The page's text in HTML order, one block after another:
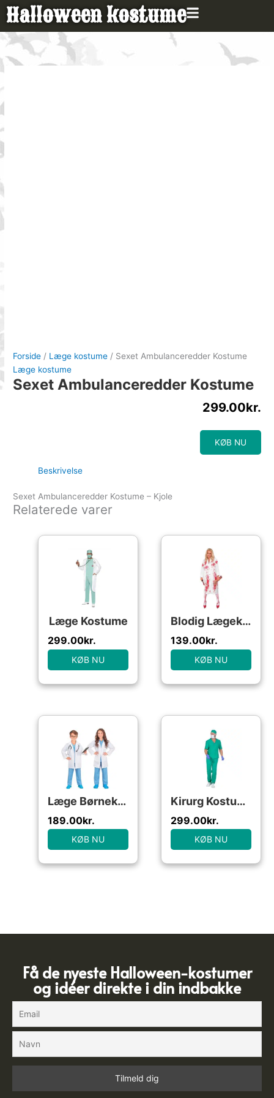
Gå
indholdet
Halloween kostume
Forside / Læge kostume / Sexet Ambulanceredder Kostume
Læge kostume
Sexet Ambulanceredder Kostume
299.00kr.
KØB NU
Beskrivelse
Sexet Ambulanceredder Kostume – Kjole
Relaterede varer
Læge Kostume
299.00kr.
KØB NU
Blodig Lægekittel
139.00kr.
KØB NU
Læge Børnekostume
189.00kr.
KØB NU
Kirurg Kostume Grøn
299.00kr.
KØB NU
Få de nyeste Halloween-kostumer
og idéer direkte i din indbakke